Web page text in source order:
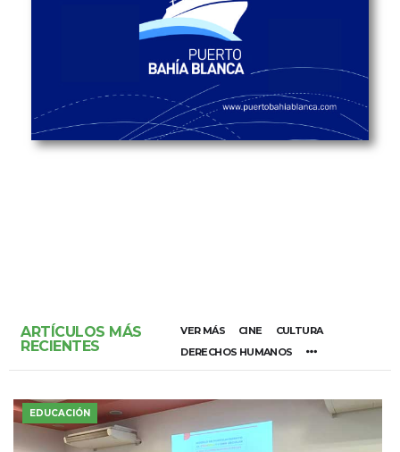
ARTÍCULOS MÁS
RECIENTES
VER MÁS CINE
CULTURA
DERECHOS HUMANOS
EDUCACIÓN